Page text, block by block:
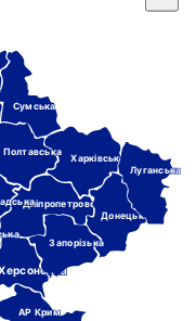
Дніпропетровська
Донецька
Харківська
АР Крим
Луганська
Полтавська
Сумська
Запорізька